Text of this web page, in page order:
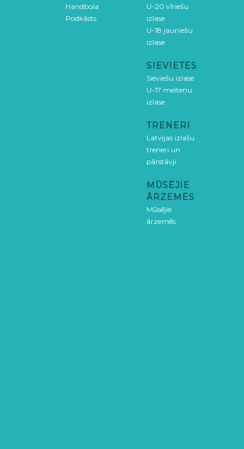
Handbola
Podkāsts
U-20 vīriešu
izlase
U-18 jauniešu
izlase
SIEVIETES
Sieviešu izlase
U-17 meiteņu
izlase
TRENERI
Latvijas izlašu
treneri un
pārstāvji
MŪSĒJIE
ĀRZEMĒS
Mūsējie
ārzemēs